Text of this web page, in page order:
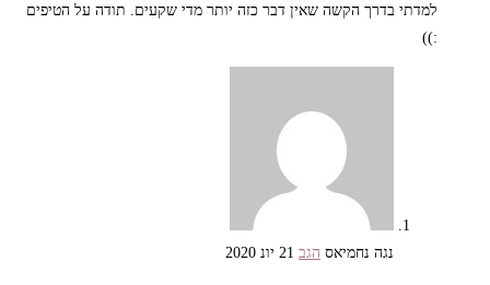
למדתי בדרך הקשה שאין דבר כזה יותר מדי שקעים. תודה על הטיפים
:))
נגה נחמיאס הגב 21 יונ 2020